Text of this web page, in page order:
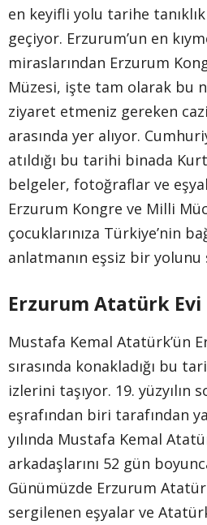
en keyifli yolu tarihe
geçiyor. Erzurum’un en
miraslarından Erzurum
Müzesi, işte tam olarak bu
ziyaret etmeniz gereken
arasında yer alıyor.
atıldığı bu tarihi binada
belgeler, fotoğraflar ve
Erzurum Kongre ve Milli
çocuklarınıza Türkiye’nin
anlatmanın eşsiz bir yolunu
Erzurum Atatürk Evi
Mustafa Kemal Atatürk’ün
sırasında konakladığı bu
izlerini taşıyor. 19. yüzyılın
eşrafından biri tarafından
yılında Mustafa Kemal
arkadaşlarını 52 gün
Günümüzde Erzurum
sergilenen eşyalar ve